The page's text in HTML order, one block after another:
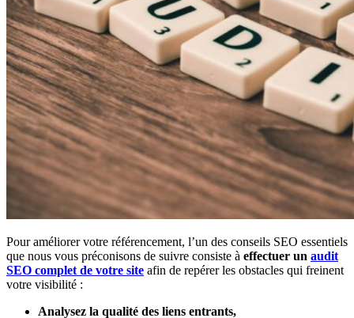
Pour améliorer votre référencement, l’un des conseils SEO essentiels
que nous vous préconisons de suivre consiste à effectuer un audit
SEO complet de votre site afin de repérer les obstacles qui freinent
votre visibilité :
Analysez la qualité des liens entrants,